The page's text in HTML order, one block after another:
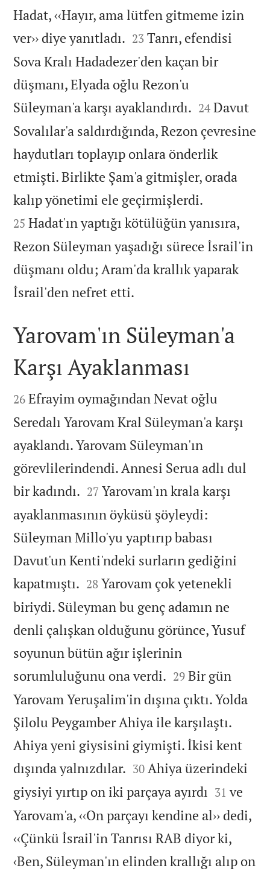
Hadat, ‹‹Hayır, ama lütfen gitmeme izin
ver›› diye yanıtladı. 

23 Tanrı, efendisi
Sova Kralı Hadadezer'den kaçan bir
düşmanı, Elyada oğlu Rezon'u
Süleyman'a karşı ayaklandırdı. 

24 Davut
Sovalılar'a saldırdığında, Rezon çevresine
haydutları toplayıp onlara önderlik
etmişti. Birlikte Şam'a gitmişler, orada
kalıp yönetimi ele geçirmişlerdi.
25 Hadat'ın yaptığı kötülüğün yanısıra,
Rezon Süleyman yaşadığı sürece İsrail'in
düşmanı oldu; Aram'da krallık yaparak
İsrail'den nefret etti.

Yarovam'ın Süleyman'a
Karşı Ayaklanması

26 Efrayim oymağından Nevat oğlu
Seredalı Yarovam Kral Süleyman'a karşı
ayaklandı. Yarovam Süleyman'ın
görevlilerindendi. Annesi Serua adlı dul
bir kadındı. 

27 Yarovam'ın krala karşı
ayaklanmasının öyküsü şöyleydi:
Süleyman Millo'yu yaptırıp babası
Davut'un Kenti'ndeki surların gediğini
kapatmıştı. 

28 Yarovam çok yetenekli
biriydi. Süleyman bu genç adamın ne
denli çalışkan olduğunu görünce, Yusuf
soyunun bütün ağır işlerinin
sorumluluğunu ona verdi. 

29 Bir gün
Yarovam Yeruşalim'in dışına çıktı. Yolda
Şilolu Peygamber Ahiya ile karşılaştı.
Ahiya yeni giysisini giymişti. İkisi kent
dışında yalnızdılar. 

30 Ahiya üzerindeki
giysiyi yırtıp on iki parçaya ayırdı 

31 ve
Yarovam'a, ‹‹On parçayı kendine al›› dedi,
‹‹Çünkü İsrail'in Tanrısı RAB diyor ki,
‹Ben, Süleyman'ın elinden krallığı alıp on